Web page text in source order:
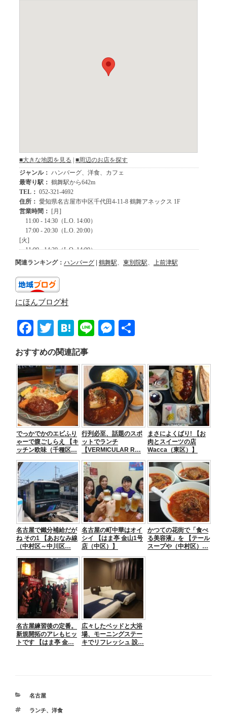
関連ランキング： ハンバーグ 鶴舞駅、 東別院駅、 上前津駅
にほんブログ村
F
a
c
e
b
o
o
k
T
wi
tt
er
H
at
e
n
a
Li
e
M
ss
e
n
g
er
おすすめの関連記事
でっかでかのエビふり
ゃーで腹ごしらえ 【キ
ッチン欧味（千種区…
行列必至、話題のスポ
ットでランチ
【VERMICULAR R…
まさによくばり! 【お
肉とスイーツの店
Wacca（東区）】
名古屋で鐵分補給だが
ね その1 【あおなみ線
（中村区～中川区…
名古屋の町中華はオイ
シイ 【はま亭 金山1号
店（中区）】
かつての花街で「食べ
る美容液」を 【テール
スープや（中村区）…
名古屋練習後の定番。
新規開拓のアレもヒッ
トです 【はま亭 金…
広々したベッドと大浴
場、モーニングステー
キでリフレッシュ 設…
カ
ゴ
名古屋
タ
ランチ、 洋食